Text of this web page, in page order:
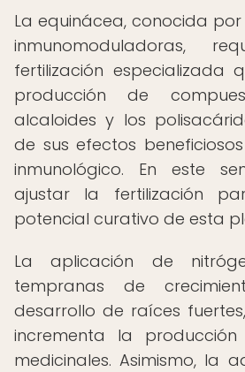
La equinácea, conocida
inmunomoduladoras,
fertilización especializada
producción de
alcaloides y los
de sus efectos
inmunológico. En este
ajustar la fertilización
potencial curativo de esta
La aplicación de
tempranas de
desarrollo de raíces
incrementa la
medicinales. Asimismo, la